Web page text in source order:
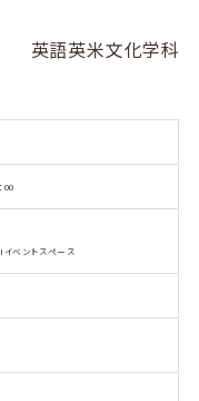
英語英米文化学科
00
ベントスペース